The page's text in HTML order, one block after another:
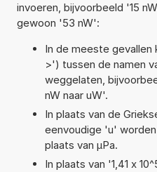
invoeren, bijvoorbeeld '15
gewoon '53 nW':
In de meeste
>') tussen de namen
weggelaten,
nW naar uW'.
In plaats van de
eenvoudige 'u'
plaats van µPa.
In plaats van '1,41 x